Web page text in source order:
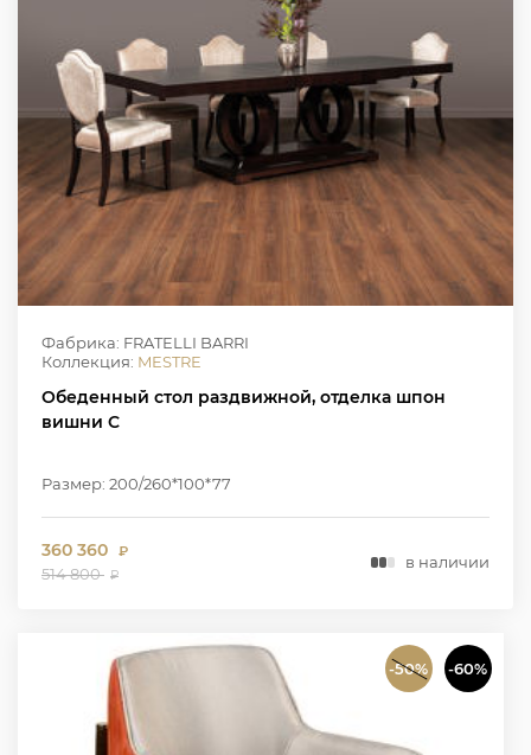
Фабрика: FRATELLI BARRI
Коллекция: MESTRE
Обеденный стол раздвижной, отделка шпон
вишни C
Размер: 200/260*100*77
360 360 ₽
514 800 ₽
в наличии
-50% -60%